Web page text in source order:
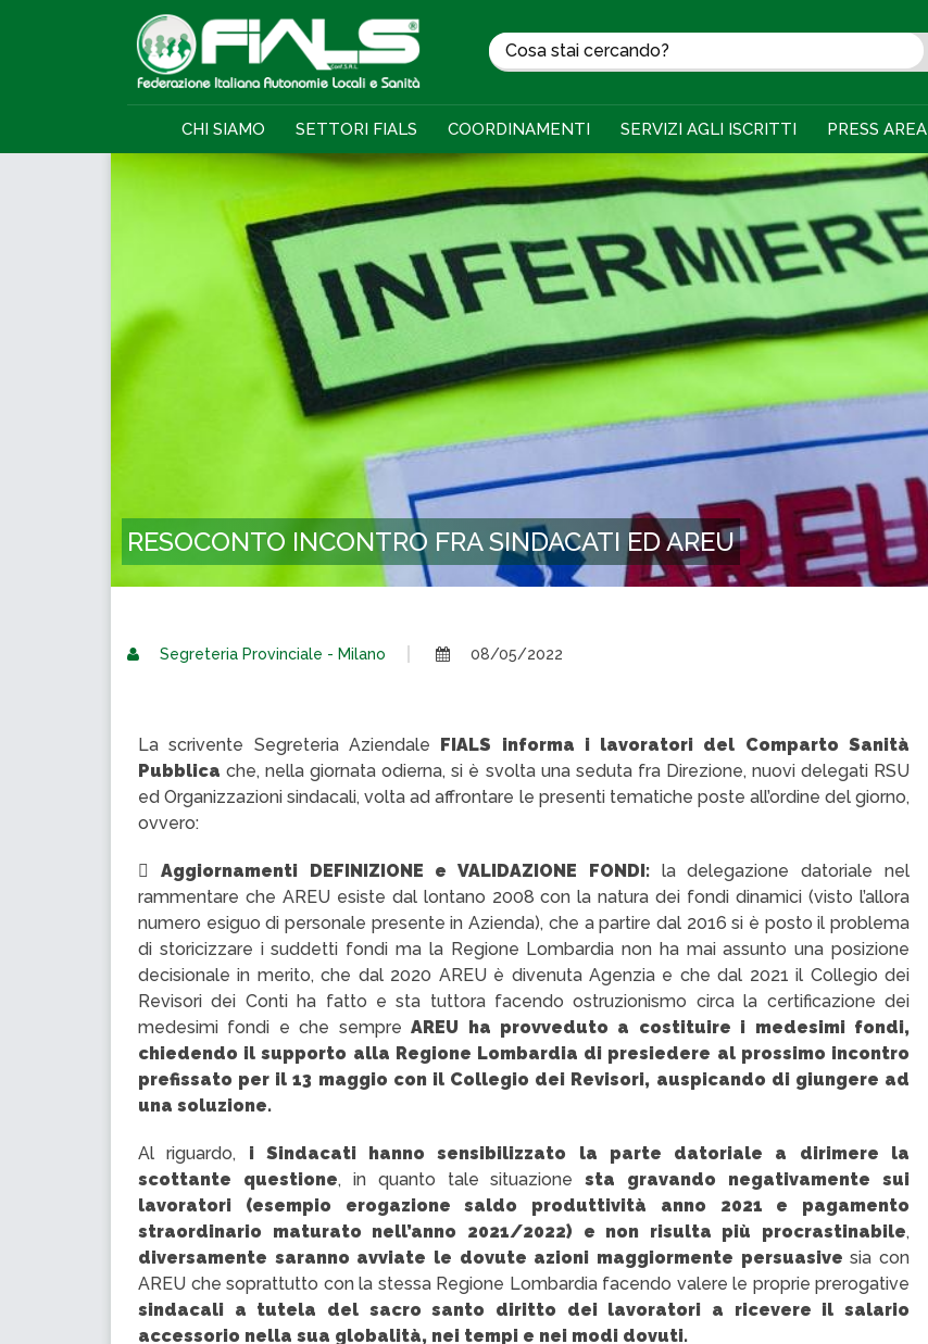
CHI SIAMO SETTORI FIALS COORDINAMENTI SERVIZI AGLI ISCRITTI PRESS AREA
RESOCONTO INCONTRO FRA SINDACATI ED AREU
Segreteria Provinciale - Milano 08/05/2022
La scrivente Segreteria Aziendale FIALS informa i lavoratori del Comparto Sanità
Pubblicache, nella giornata odierna, si è svolta una seduta fra Direzione, nuovi delegati RSU
ed Organizzazioni sindacali, volta ad affrontare le presenti tematiche poste all’ordine del giorno,
ovvero:
 Aggiornamenti DEFINIZIONE e VALIDAZIONE FONDI: la delegazione datoriale nel
rammentare che AREU esiste dal lontano 2008 con la natura dei fondi dinamici (visto l’allora
numero esiguo di personale presente in Azienda), che a partire dal 2016 si è posto il problema
di storicizzare i suddetti fondi ma la Regione Lombardia non ha mai assunto una posizione
decisionale in merito, che dal 2020 AREU è divenuta Agenzia e che dal 2021 il Collegio dei
Revisori dei Conti ha fatto e sta tuttora facendo ostruzionismo circa la certificazione dei
medesimi fondi e che sempreAREU ha provveduto a costituire i medesimi fondi,
chiedendo il supporto alla Regione Lombardia di presiedere al prossimo incontro
prefissato per il 13 maggio con il Collegio dei Revisori, auspicando di giungere ad
una soluzione.
Al riguardo, i Sindacati hanno sensibilizzato la parte datoriale a dirimere la
scottante questione, in quanto tale situazionesta gravando negativamente sui
lavoratori (esempio erogazione saldo produttività anno 2021 e pagamento
straordinario maturato nell’anno 2021/2022) e non risulta più procrastinabile,
diversamente saranno avviate le dovute azioni maggiormente persuasivesia con
AREU che soprattutto con la stessa Regione Lombardia facendo valere le proprie prerogative
sindacali a tutela del sacro santo diritto dei lavoratori a ricevere il salario
accessorio nella sua globalità, nei tempi e nei modi dovuti.